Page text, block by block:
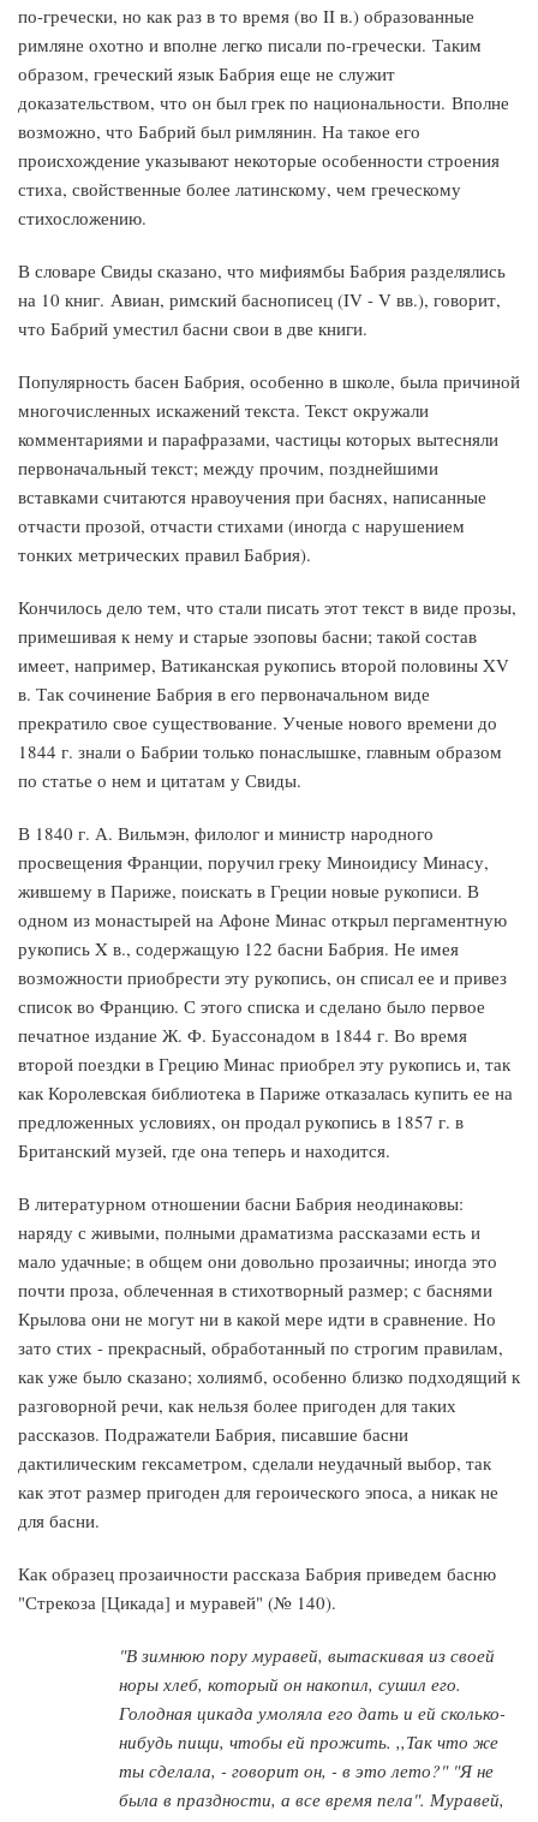
по-гречески, но как раз в то время (во II в.) образованные
римляне охотно и вполне легко писали по-гречески. Таким
образом, греческий язык Бабрия еще не служит
доказательством, что он был грек по национальности. Вполне
возможно, что Бабрий был римлянин. На такое его
происхождение указывают некоторые особенности строения
стиха, свойственные более латинскому, чем греческому
стихосложению.
В словаре Свиды сказано, что мифиямбы Бабрия разделялись
на 10 книг. Авиан, римский баснописец (IV - V вв.), говорит,
что Бабрий уместил басни свои в две книги.
Популярность басен Бабрия, особенно в школе, была причиной
многочисленных искажений текста. Текст окружали
комментариями и парафразами, частицы которых вытесняли
первоначальный текст; между прочим, позднейшими
вставками считаются нравоучения при баснях, написанные
отчасти прозой, отчасти стихами (иногда с нарушением
тонких метрических правил Бабрия).
Кончилось дело тем, что стали писать этот текст в виде прозы,
примешивая к нему и старые эзоповы басни; такой состав
имеет, например, Ватиканская рукопись второй половины XV
в. Так сочинение Бабрия в его первоначальном виде
прекратило свое существование. Ученые нового времени до
1844 г. знали о Бабрии только понаслышке, главным образом
по статье о нем и цитатам у Свиды.
В 1840 г. А. Вильмэн, филолог и министр народного
просвещения Франции, поручил греку Миноидису Минасу,
жившему в Париже, поискать в Греции новые рукописи. В
одном из монастырей на Афоне Минас открыл пергаментную
рукопись X в., содержащую 122 басни Бабрия. Не имея
возможности приобрести эту рукопись, он списал ее и привез
список во Францию. С этого списка и сделано было первое
печатное издание Ж. Ф. Буассонадом в 1844 г. Во время
второй поездки в Грецию Минас приобрел эту рукопись и, так
как Королевская библиотека в Париже отказалась купить ее на
предложенных условиях, он продал рукопись в 1857 г. в
Британский музей, где она теперь и находится.
В литературном отношении басни Бабрия неодинаковы:
наряду с живыми, полными драматизма рассказами есть и
мало удачные; в общем они довольно прозаичны; иногда это
почти проза, облеченная в стихотворный размер; с баснями
Крылова они не могут ни в какой мере идти в сравнение. Но
зато стих - прекрасный, обработанный по строгим правилам,
как уже было сказано; холиямб, особенно близко подходящий к
разговорной речи, как нельзя более пригоден для таких
рассказов. Подражатели Бабрия, писавшие басни
дактилическим гексаметром, сделали неудачный выбор, так
как этот размер пригоден для героического эпоса, а никак не
для басни.
Как образец прозаичности рассказа Бабрия приведем басню
"Стрекоза [Цикада] и муравей" (№ 140).
"В зимнюю пору муравей, вытаскивая из своей
норы хлеб, который он накопил, сушил его.
Голодная цикада умоляла его дать и ей сколько-
нибудь пищи, чтобы ей прожить. ,,Так что же
ты сделала, - говорит он, - в это лето?" "Я не
была в праздности, а все время пела". Муравей,